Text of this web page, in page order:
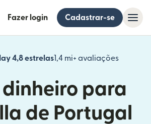
Fazer login Cadastrar-se
4,8 estrelas1,4 mi+ avaliações
(abre
dinheiro para
de Portugal